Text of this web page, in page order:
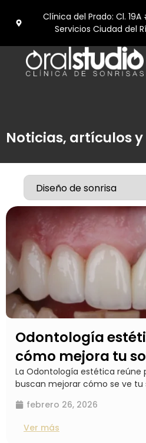
Clínica del Prado: Cl.
Servicios Ciudad del
Noticias, artículos
Odontología
cómo mejora tu
La Odontología estética reúne
buscan mejorar cómo se ve tu
febrero 26, 2026
Ver más